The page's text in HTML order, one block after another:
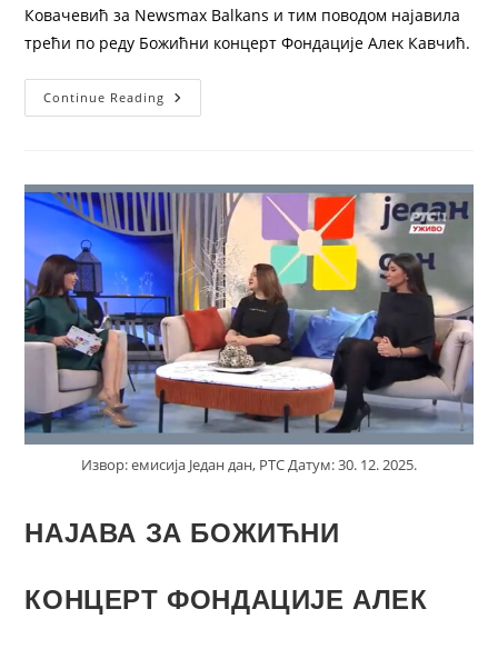
Ковачевић за Newsmax Balkans и тим поводом најавила
трећи по реду Божићни концерт Фондације Алек Кавчић.
Continue Reading
Извор: емисија Један дан, РТС Датум: 30. 12. 2025.
НАЈАВА ЗА БОЖИЋНИ
КОНЦЕРТ ФОНДАЦИЈЕ АЛЕК